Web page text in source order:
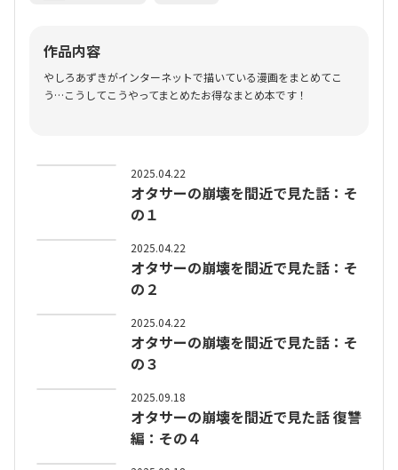
作品内容
やしろあずきがインターネットで描いている漫画をまとめてこ
う…こうしてこうやってまとめたお得なまとめ本です！
2025.04.22
オタサーの崩壊を間近で見た話：そ
の１
2025.04.22
オタサーの崩壊を間近で見た話：そ
の２
2025.04.22
オタサーの崩壊を間近で見た話：そ
の３
2025.09.18
オタサーの崩壊を間近で見た話 復讐
編：その４